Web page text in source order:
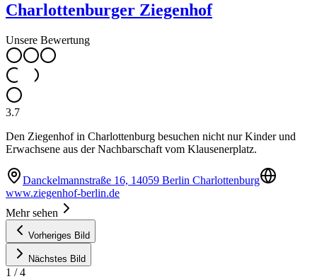
Charlottenburger Ziegenhof
Unsere Bewertung
3.7
Den Ziegenhof in Charlottenburg besuchen nicht nur Kinder und
Erwachsene aus der Nachbarschaft vom Klausenerplatz.
Danckelmannstraße 16, 14059 Berlin Charlottenburg
www.ziegenhof-berlin.de
Mehr sehen
Vorheriges Bild
Nächstes Bild
1 /4